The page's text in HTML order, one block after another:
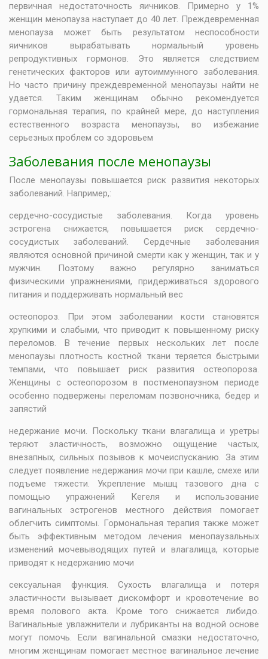
первичная недостаточность яичников. Примерно у 1%
женщин менопауза наступает до 40 лет. Преждевременная
менопауза может быть результатом неспособности
яичников вырабатывать нормальный уровень
репродуктивных гормонов. Это является следствием
генетических факторов или аутоиммунного заболевания.
Но часто причину преждевременной менопаузы найти не
удается. Таким женщинам обычно рекомендуется
гормональная терапия, по крайней мере, до наступления
естественного возраста менопаузы, во избежание
серьезных проблем со здоровьем
Заболевания после менопаузы
После менопаузы повышается риск развития некоторых
заболеваний. Например,:
сердечно-сосудистые заболевания. Когда уровень
эстрогена снижается, повышается риск сердечно-
сосудистых заболеваний. Сердечные заболевания
являются основной причиной смерти как у женщин, так и у
мужчин. Поэтому важно регулярно заниматься
физическими упражнениями, придерживаться здорового
питания и поддерживать нормальный вес
остеопороз. При этом заболевании кости становятся
хрупкими и слабыми, что приводит к повышенному риску
переломов. В течение первых нескольких лет после
менопаузы плотность костной ткани теряется быстрыми
темпами, что повышает риск развития остеопороза.
Женщины с остеопорозом в постменопаузном периоде
особенно подвержены переломам позвоночника, бедер и
запястий
недержание мочи. Поскольку ткани влагалища и уретры
теряют эластичность, возможно ощущение частых,
внезапных, сильных позывов к мочеиспусканию. За этим
следует появление недержания мочи при кашле, смехе или
подъеме тяжести. Укрепление мышц тазового дна с
помощью упражнений Кегеля и использование
вагинальных эстрогенов местного действия помогает
облегчить симптомы. Гормональная терапия также может
быть эффективным методом лечения менопаузальных
изменений мочевыводящих путей и влагалища, которые
приводят к недержанию мочи
сексуальная функция. Сухость влагалища и потеря
эластичности вызывает дискомфорт и кровотечение во
время полового акта. Кроме того снижается либидо.
Вагинальные увлажнители и лубриканты на водной основе
могут помочь. Если вагинальной смазки недостаточно,
многим женщинам помогает местное вагинальное лечение